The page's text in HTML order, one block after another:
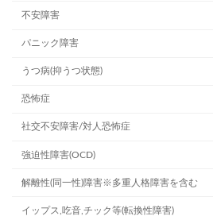
不安障害
パニック障害
うつ病(抑うつ状態)
恐怖症
社交不安障害/対人恐怖症
強迫性障害(OCD)
解離性(同一性)障害※多重人格障害を含む
イップス,吃音,チック等(転換性障害)